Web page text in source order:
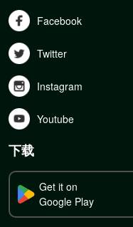
Facebook
Twitter
Instagram
Youtube
下载
Get it on
Google Play